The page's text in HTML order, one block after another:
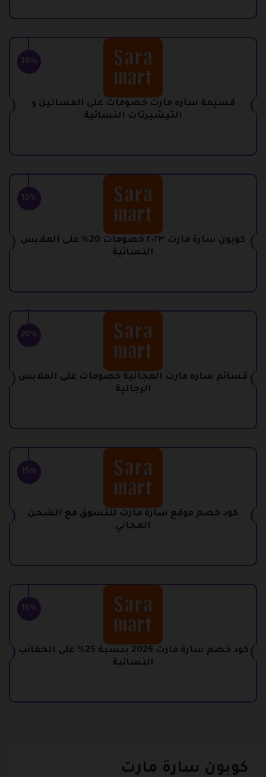
30%
قسيمة ساره مارت خصومات على الفساتين و
التيشيرتات النسائية
10%
كوبون سارة مارت ٢٠٢٣ خصومات 20% على الملابس
النسائية
20%
قسائم ساره مارت المجانية خصومات على الملابس
الرجالية
15%
كود خصم موقع سارة مارت للتسوق مع الشحن
المجاني
15%
كود خصم سارة مارت 2026 بنسبة 25% على الحقائب
النسائية
كوبون سارة مارت